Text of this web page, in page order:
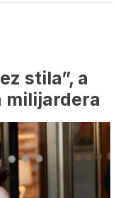
stila”, a
milijardera